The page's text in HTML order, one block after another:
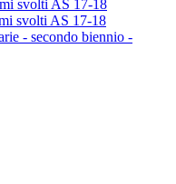
svolti AS 17-18
svolti AS 17-18
- secondo biennio -